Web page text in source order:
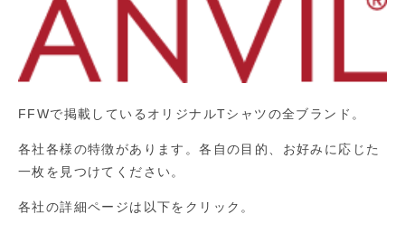
FFWで掲載しているオリジナルTシャツの全ブランド。
各社各様の特徴があります。各自の目的、お好みに応じた
一枚を見つけてください。
各社の詳細ページは以下をクリック。